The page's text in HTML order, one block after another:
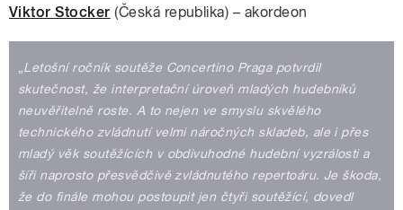
Viktor Stocker (Česká republika) – akordeon
Letošní ročník soutěže Concertino Praga potvrdil
skutečnost, že interpretační úroveň mladých hudebníků
neuvěřitelně roste. A to nejen ve smyslu skvělého
technického zvládnutí velmi náročných skladeb, ale i přes
mladý věk soutěžících v obdivuhodné hudební vyzrálosti a
šíři naprosto přesvědčivě zvládnutého repertoáru. Je škoda,
že do finále mohou postoupit jen čtyři soutěžící, dovedl